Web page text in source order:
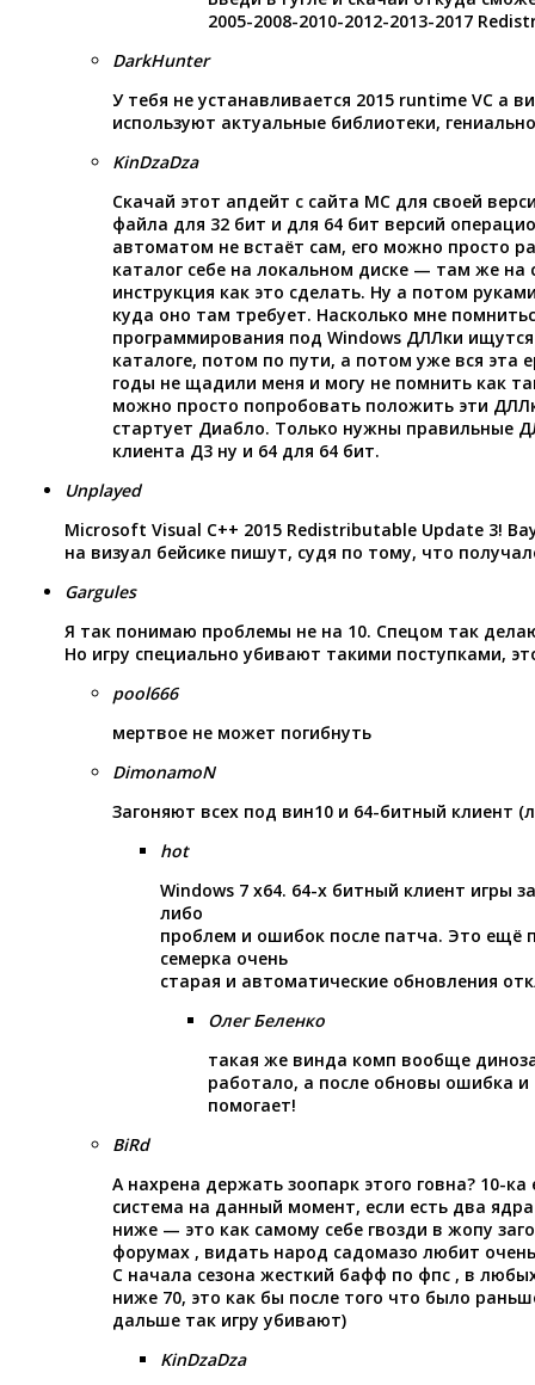
2005-2008-2010-2012-2013-2017
DarkHunter
У тебя не устанавливается 2015 runtime VC а
используют актуальные библиотеки,
KinDzaDza
Скачай этот апдейт с сайта МС для своей
файла для 32 бит и для 64 бит версий
автоматом не встаёт сам, его можно просто
каталог себе на локальном диске — там же на
инструкция как это сделать. Ну а потом
куда оно там требует. Насколько мне
программирования под Windows ДЛЛки
каталоге, потом по пути, а потом уже вся эта
годы не щадили меня и могу не помнить как
можно просто попробовать положить эти
стартует Диабло. Только нужны правильные
клиента Д3 ну и 64 для 64 бит.
Unplayed
Microsoft Visual C++ 2015 Redistributable Update 3!
на визуал бейсике пишут, судя по тому, что
Gargules
Я так понимаю проблемы не на 10. Спецом так
Но игру специально убивают такими поступками,
pool666
мертвое не может погибнуть
DimonamoN
Загоняют всех под вин10 и 64-битный клиент
hot
Windows 7 x64. 64-х битный клиент игры
либо
проблем и ошибок после патча. Это ещё
семерка очень
старая и автоматические обновления
Олег Беленко
такая же винда комп вообще
работало, а после обновы ошибка и
помогает!
BiRd
А нахрена держать зоопарк этого говна? 10-
система на данный момент, если есть два
ниже — это как самому себе гвозди в жопу
форумах , видать народ садомазо любит
С начала сезона жесткий бафф по фпс , в
ниже 70, это как бы после того что было
дальше так игру убивают)
KinDzaDza